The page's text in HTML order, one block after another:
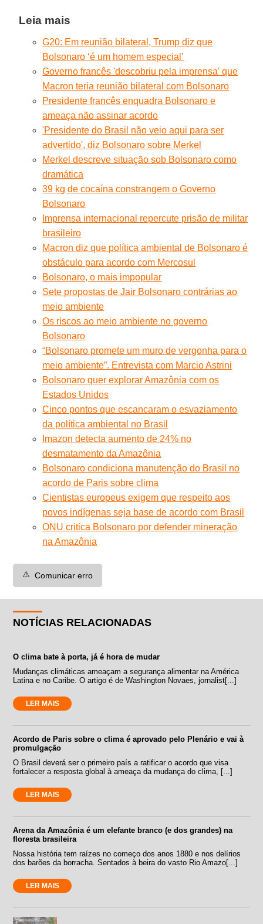
Leia mais
G20: Em reunião bilateral, Trump diz que
Bolsonaro ‘é um homem especial’
Governo francês 'descobriu pela imprensa' que
Macron teria reunião bilateral com Bolsonaro
Presidente francês enquadra Bolsonaro e
ameaça não assinar acordo
'Presidente do Brasil não veio aqui para ser
advertido', diz Bolsonaro sobre Merkel
Merkel descreve situação sob Bolsonaro como
dramática
39 kg de cocaína constrangem o Governo
Bolsonaro
Imprensa internacional repercute prisão de militar
brasileiro
Macron diz que política ambiental de Bolsonaro é
obstáculo para acordo com Mercosul
Bolsonaro, o mais impopular
Sete propostas de Jair Bolsonaro contrárias ao
meio ambiente
Os riscos ao meio ambiente no governo
Bolsonaro
“Bolsonaro promete um muro de vergonha para o
meio ambiente”. Entrevista com Marcio Astrini
Bolsonaro quer explorar Amazônia com os
Estados Unidos
Cinco pontos que escancaram o esvaziamento
da política ambiental no Brasil
Imazon detecta aumento de 24% no
desmatamento da Amazônia
Bolsonaro condiciona manutenção do Brasil no
acordo de Paris sobre clima
Cientistas europeus exigem que respeito aos
povos indígenas seja base de acordo com Brasil
ONU critica Bolsonaro por defender mineração
na Amazônia
⚠️ Comunicar erro
NOTÍCIAS RELACIONADAS
O clima bate à porta, já é hora de mudar
Mudanças climáticas ameaçam a segurança alimentar na América
Latina e no Caribe. O artigo é de Washington Novaes, jornalist[...]
LER MAIS
Acordo de Paris sobre o clima é aprovado pelo Plenário e vai à
promulgação
O Brasil deverá ser o primeiro país a ratificar o acordo que visa
fortalecer a resposta global à ameaça da mudança do clima, [...]
LER MAIS
Arena da Amazônia é um elefante branco (e dos grandes) na
floresta brasileira
Nossa história tem raízes no começo dos anos 1880 e nos delírios
dos barões da borracha. Sentados à beira do vasto Rio Amazo[...]
LER MAIS